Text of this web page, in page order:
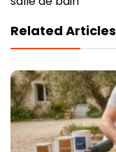
Related Articles